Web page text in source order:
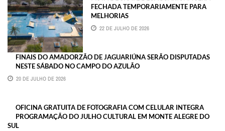
FECHADA TEMPORARIAMENTE PARA
MELHORIAS
22 DE JULHO DE 2026
FINAIS DO AMADORZÃO DE JAGUARIÚNA SERÃO DISPUTADAS
NESTE SÁBADO NO CAMPO DO AZULÃO
20 DE JULHO DE 2026
OFICINA GRATUITA DE FOTOGRAFIA COM CELULAR INTEGRA
PROGRAMAÇÃO DO JULHO CULTURAL EM MONTE ALEGRE DO
SUL